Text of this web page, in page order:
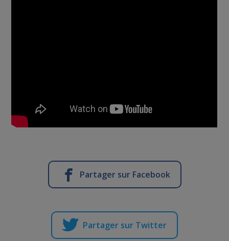
Partager sur Facebook
Partager sur Twitter